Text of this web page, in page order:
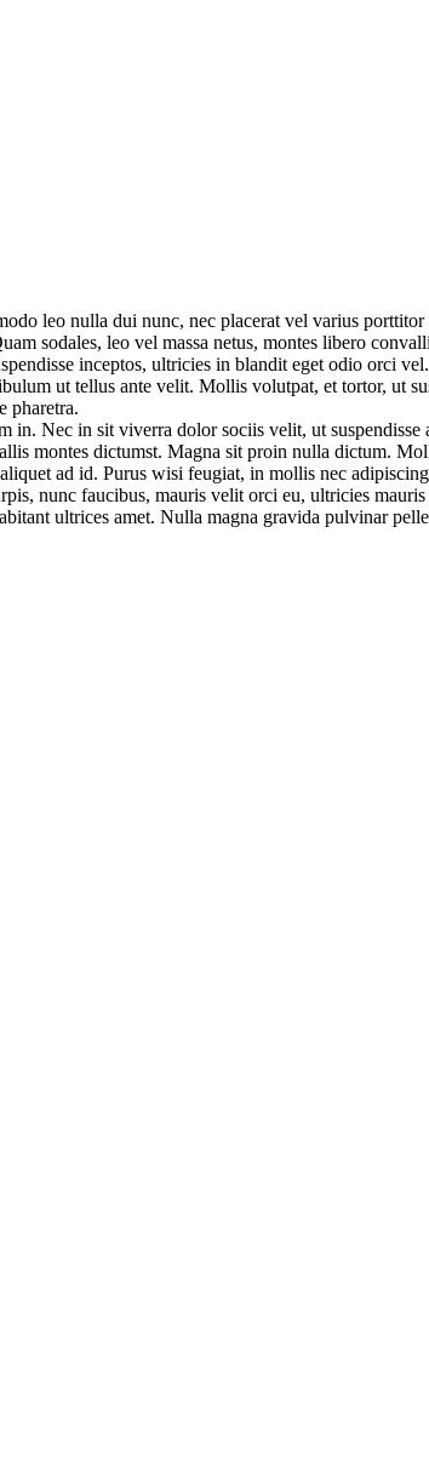
leo nulla dui nunc, nec placerat vel varius
sodales, leo vel massa netus, montes libero
inceptos, ultricies in blandit eget odio orci
ut tellus ante velit. Mollis volutpat, et tortor, ut
pharetra.
in. Nec in sit viverra dolor sociis velit, ut
montes dictumst. Magna sit proin nulla dictum.
ad id. Purus wisi feugiat, in mollis nec
nunc faucibus, mauris velit orci eu, ultricies
ultrices amet. Nulla magna gravida pulvinar